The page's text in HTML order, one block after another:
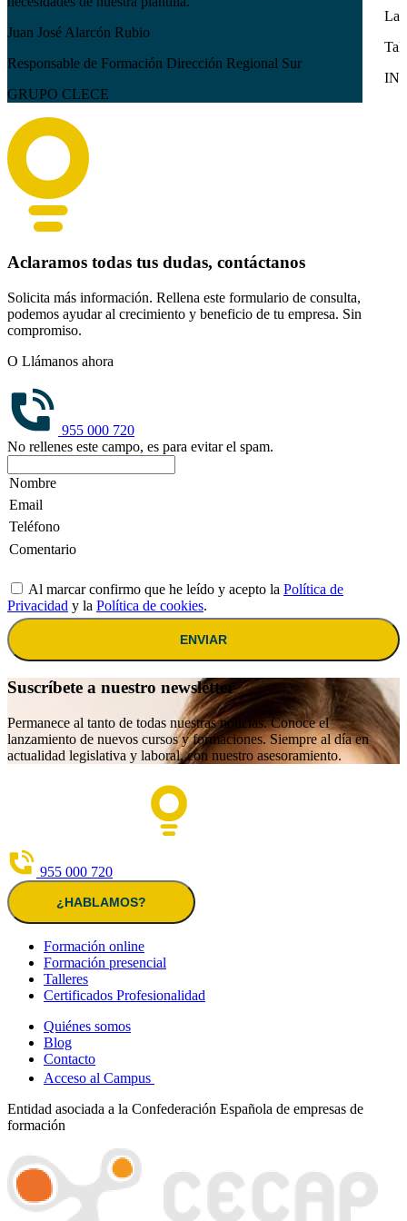
Juan José Alarcón Rubio
Responsable de Formación Dirección Regional Sur
GRUPO CLECE
Aclaramos todas tus dudas, contáctanos
Solicita más información. Rellena este formulario de consulta,
podemos ayudar al crecimiento y beneficio de tu empresa. Sin
compromiso.
O Llámanos ahora
955 000 720
No rellenes este campo, es para evitar el spam.
Al marcar confirmo que he leído y acepto la Política de
Privacidad y la Política de cookies.
ENVIAR
Suscríbete a nuestro newsletter
Permanece al tanto de todas nuestras noticias. Conoce el
lanzamiento de nuevos cursos y formaciones. Siempre al día en
actualidad legislativa y laboral, con nuestro asesoramiento.
955 000 720
¿HABLAMOS?
Formación online
Formación presencial
Talleres
Certificados Profesionalidad
Quiénes somos
Blog
Contacto
Acceso al Campus
Entidad asociada a la Confederación Española de empresas de
formación